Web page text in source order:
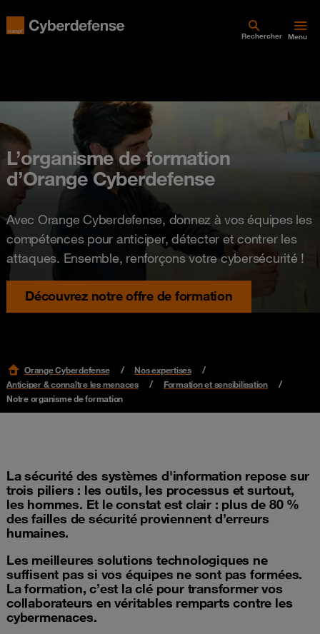
Rechercher Menu
L’organisme de formation
d’Orange Cyberdefense
Avec Orange Cyberdefense, donnez à vos équipes les
compétences pour anticiper, détecter et contrer les
attaques. Ensemble, renforçons votre cybersécurité !
Découvrez notre offre de formation
Orange Cyberdefense
Nos expertises
Anticiper & connaître les menaces
Formation et sensibilisation
Notre organisme de formation
La sécurité des systèmes d'information repose sur
trois piliers : les outils, les processus et surtout,
les hommes. Et le constat est clair : plus de 80 %
des failles de sécurité proviennent d’erreurs
humaines.
Les meilleures solutions technologiques ne
suffisent pas si vos équipes ne sont pas formées.
La formation, c’est la clé pour transformer vos
collaborateurs en véritables remparts contre les
cybermenaces.